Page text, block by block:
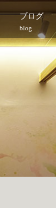
ブログ
blog